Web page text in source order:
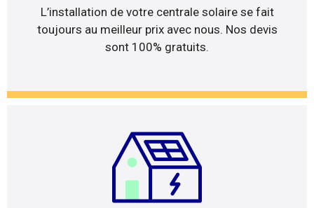
L’installation de votre centrale solaire se fait
toujours au meilleur prix avec nous. Nos devis
sont 100% gratuits.